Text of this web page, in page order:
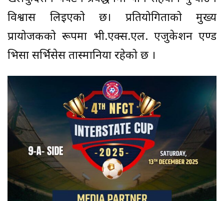
विश्वास लिइएको छ। प्रतियोगिताको मुख्य
प्रायोजकको रूपमा भी.एक्स.एल. एजुकेशन एण्ड
भिसा सर्भिसेस तास्मानिया रहेको छ ।